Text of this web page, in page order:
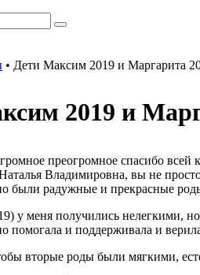
• Дети Максим 2019 и
2019 и
преогромное спасибо
Владимировна, вы не
были радужные и прекрасные
у меня получились нелегкими,
помогала и поддерживала и
вторые роды были мягкими,